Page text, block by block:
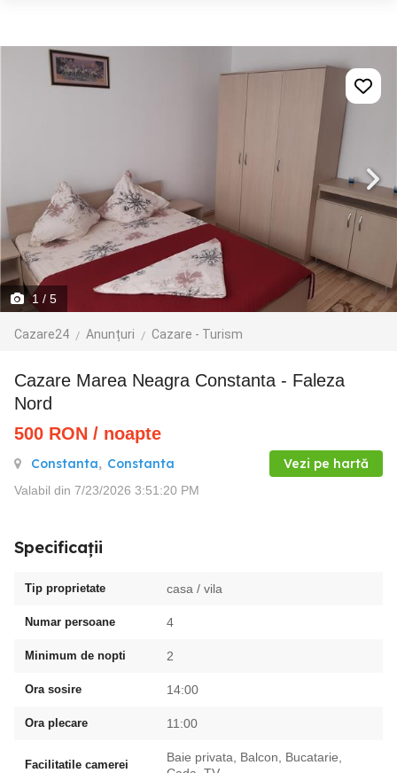
1 / 5
Cazare24 Anunțuri Cazare - Turism
Cazare Marea Neagra Constanta - Faleza
Nord
500 RON / noapte
Constanta, Constanta Vezi pe hartă
Valabil din 7/23/2026 3:51:20 PM
Specificații
Tip proprietate casa / vila
Numar persoane 4
Minimum de nopti 2
Ora sosire 14:00
Ora plecare 11:00
Facilitatile camerei
Baie privata, Balcon, Bucatarie,